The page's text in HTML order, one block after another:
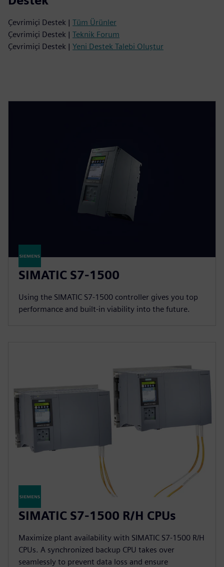
Çevrimiçi Destek | Tüm Ürünler
Çevrimiçi Destek | Teknik Forum
Çevrimiçi Destek | Yeni Destek Talebi Oluştur
SIMATIC S7-1500
Using the SIMATIC S7-1500 controller gives you top
performance and built-in viability into the future.
SIMATIC S7-1500 R/H CPUs
Maximize plant availability with SIMATIC S7-1500 R/H
CPUs. A synchronized backup CPU takes over
seamlessly to prevent data loss and ensure